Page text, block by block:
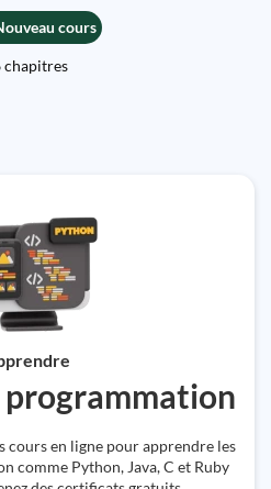
cours
chapitres
programmation
cours en ligne pour apprendre les
comme Python, Java, C et Ruby